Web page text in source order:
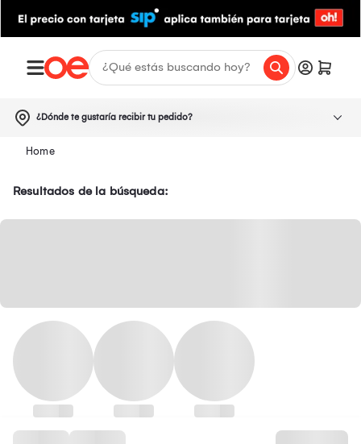
¿Dónde te gustaría recibir tu pedido?
Resultados de la búsqueda: